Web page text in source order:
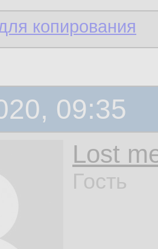
копирования
09:35
Lost
Гость